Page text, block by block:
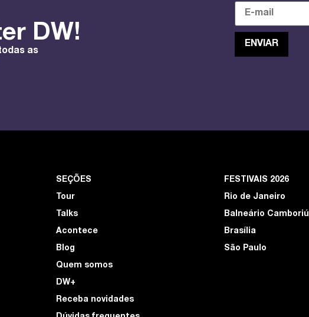
DW!
as
SEÇÕES
Tour
Talks
Acontece
Blog
Quem somos
DW+
Receba novidades
FESTIVAIS 2026
Rio de Janeiro
Balneário Camboriú
Brasília
São Paulo